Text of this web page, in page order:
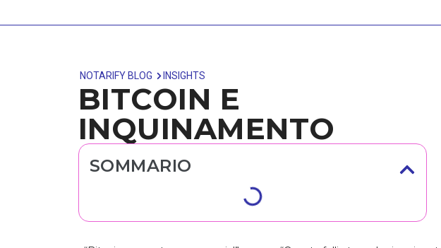
NOTARIFY BLOG INSIGHTS
BITCOIN E
INQUINAMENTO
SOMMARIO